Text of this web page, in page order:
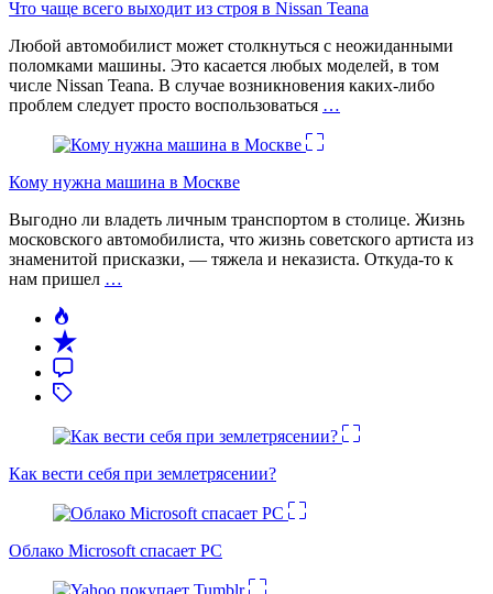
Что чаще всего выходит из строя в Nissan Teana
Любой автомобилист может столкнуться с неожиданными
поломками машины. Это касается любых моделей, в том
числе Nissan Teana. В случае возникновения каких-либо
проблем следует просто воспользоваться …
Кому нужна машина в Москве
Выгодно ли владеть личным транспортом в столице. Жизнь
московского автомобилиста, что жизнь советского артиста из
знаменитой присказки, — тяжела и неказиста. Откуда-то к
нам пришел …
Как вести себя при землетрясении?
Облако Microsoft спасает PC